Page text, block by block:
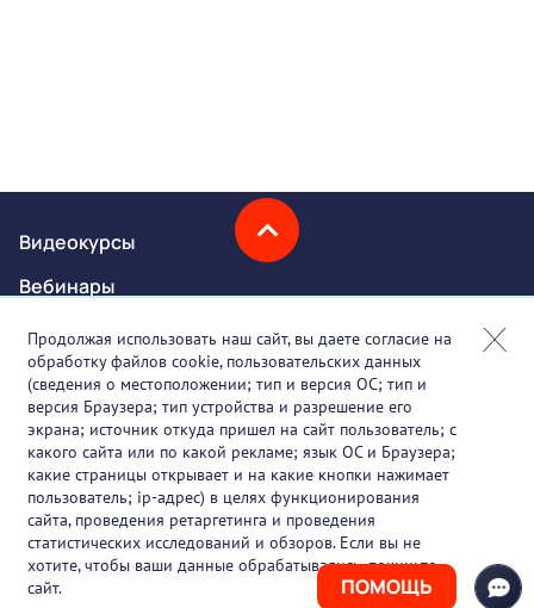
ПОМОЩЬ
Видеокурсы
Вебинары
Онлайн-события
Партнеры
О проекте
Вакансии
Блог
Контакты
Продолжая использовать наш сайт, вы даете согласие на
обработку файлов cookie, пользовательских данных
(сведения о местоположении; тип и версия ОС; тип и
версия Браузера; тип устройства и разрешение его
экрана; источник откуда пришел на сайт пользователь; с
какого сайта или по какой рекламе; язык ОС и Браузера;
какие страницы открывает и на какие кнопки нажимает
пользователь; ip-адрес) в целях функционирования
сайта, проведения ретаргетинга и проведения
статистических исследований и обзоров. Если вы не
хотите, чтобы ваши данные обрабатывались, покиньте
сайт.